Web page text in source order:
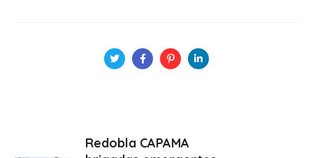
Redobla CAPAMA